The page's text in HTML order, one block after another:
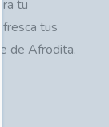
tu
tus
de Afrodita.